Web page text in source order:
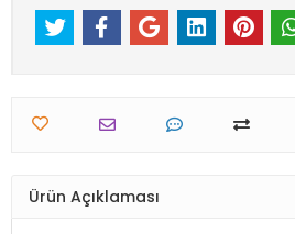
Ürün Açıklaması